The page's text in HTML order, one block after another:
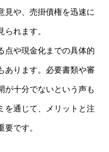
見や、売掛債権を迅速に
れます。
点や現金化までの具体的
あります。必要書類や審
が十分でないという声も
を通じて、メリットと注
です。